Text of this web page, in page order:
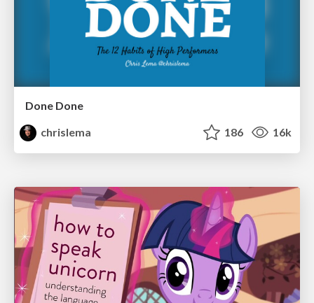
Done Done
chrislema
186 16k